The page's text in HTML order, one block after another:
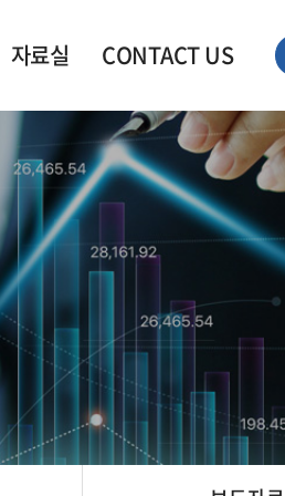
자료실 CONTACT US
Contact Us